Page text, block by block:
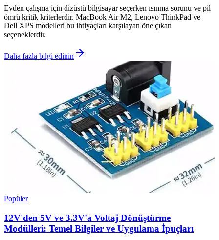
Evden çalışma için dizüstü bilgisayar seçerken ısınma sorunu ve pil
ömrü kritik kriterlerdir. MacBook Air M2, Lenovo ThinkPad ve
Dell XPS modelleri bu ihtiyaçları karşılayan öne çıkan
seçeneklerdir.
Daha fazla bilgi edinin
Popüler
12V'den 5V ve 3.3V'a Voltaj Dönüştürme
Modülleri: Temel Bilgiler ve Uygulama İpuçları